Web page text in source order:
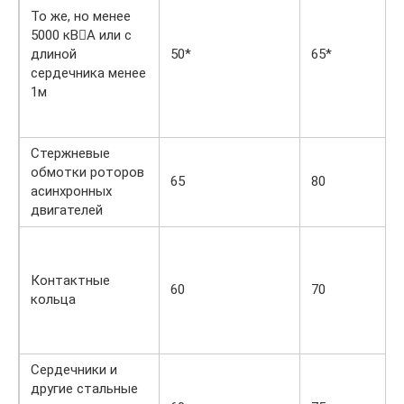
То же, но менее
5000 кВА или с
длиной
сердечника менее
1м
50* 65*
Стержневые
обмотки роторов
асинхронных
двигателей
65 80
Контактные
кольца
60 70
Сердечники и
другие стальные